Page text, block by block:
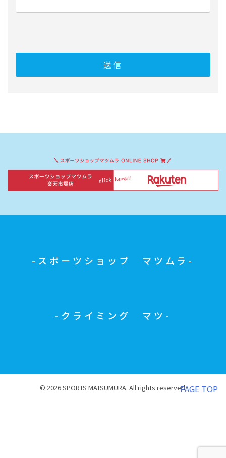
スポーツショップ マツムラ
クライミング マツ
© 2026 SPORTS MATSUMURA. All rights reserved.PAGE TOP